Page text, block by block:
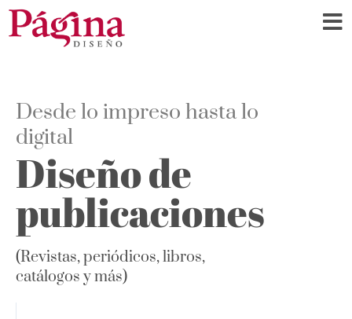
contenido
Desde lo impreso hasta lo
digital
Diseño de
publicaciones
(Revistas, periódicos, libros,
catálogos y más)